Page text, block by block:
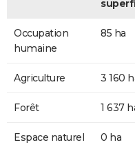
Occupation
humaine
85 ha
Agriculture 3 160
Forêt 1 637
Espace naturel 0 ha